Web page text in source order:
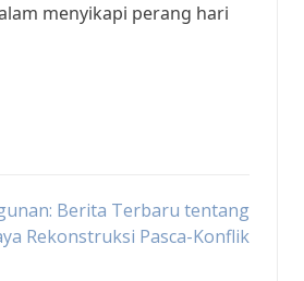
menyikapi perang hari
Berita Terbaru tentang
Rekonstruksi Pasca-Konflik